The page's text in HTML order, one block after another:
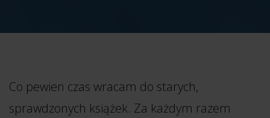
Co pewien czas wracam do starych,
sprawdzonych książek. Za każdym razem